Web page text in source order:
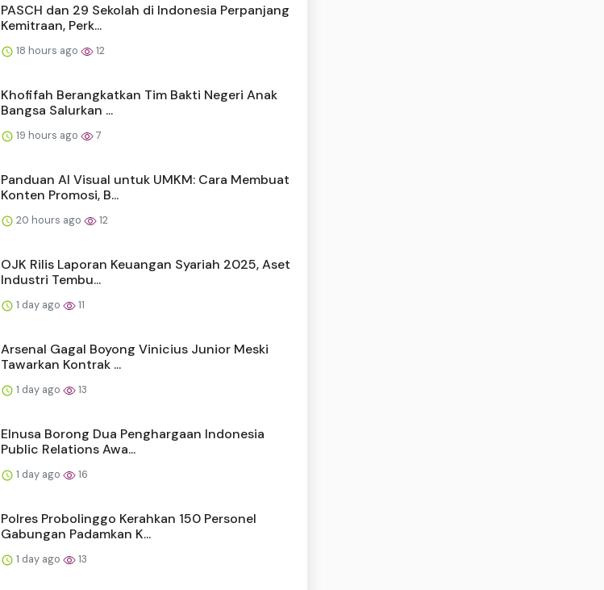
PASCH dan 29 Sekolah di Indonesia Perpanjang
Kemitraan, Perk...
18 hours ago 12
Khofifah Berangkatkan Tim Bakti Negeri Anak
Bangsa Salurkan ...
19 hours ago 7
Panduan AI Visual untuk UMKM: Cara Membuat
Konten Promosi, B...
20 hours ago 12
OJK Rilis Laporan Keuangan Syariah 2025, Aset
Industri Tembu...
1 day ago 11
Arsenal Gagal Boyong Vinicius Junior Meski
Tawarkan Kontrak ...
1 day ago 13
Elnusa Borong Dua Penghargaan Indonesia
Public Relations Awa...
1 day ago 16
Polres Probolinggo Kerahkan 150 Personel
Gabungan Padamkan K...
1 day ago 13